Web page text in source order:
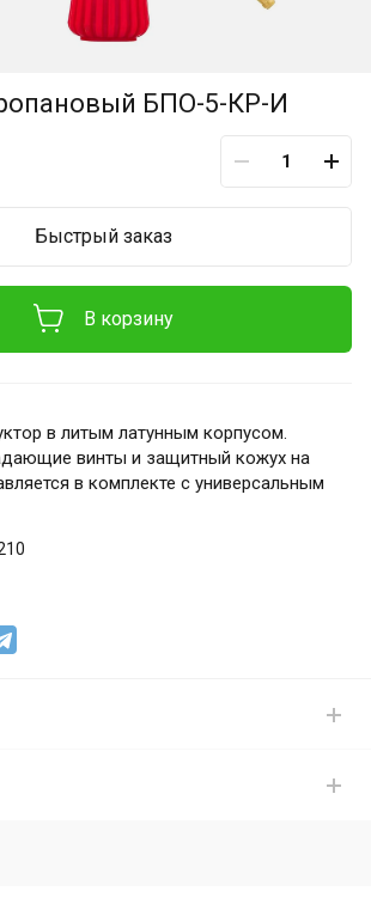
БПО-5-КР-И
В корзину
Быстрый заказ
в литым латунным корпусом.
винты и защитный кожух на
в комплекте с универсальным